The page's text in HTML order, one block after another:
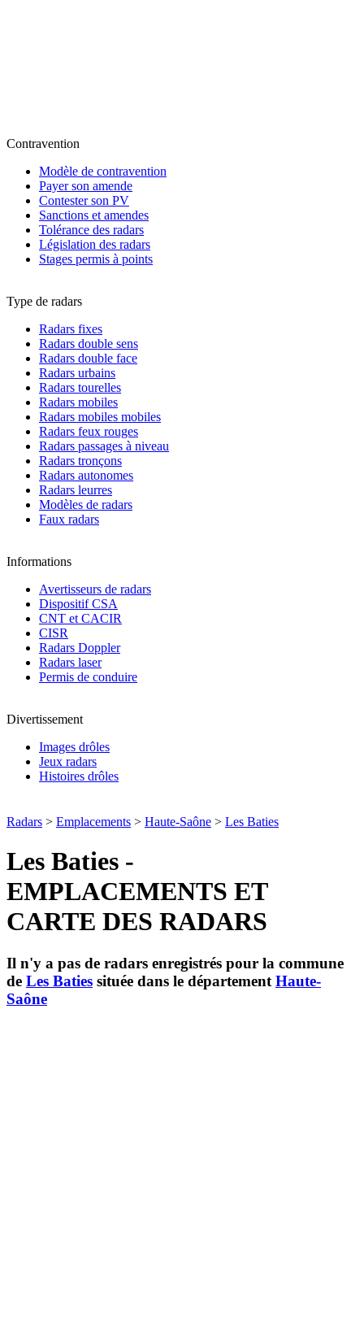
Contravention
Modèle de contravention
Payer son amende
Contester son PV
Sanctions et amendes
Tolérance des radars
Législation des radars
Stages permis à points
Type de radars
Radars fixes
Radars double sens
Radars double face
Radars urbains
Radars tourelles
Radars mobiles
Radars mobiles mobiles
Radars feux rouges
Radars passages à niveau
Radars tronçons
Radars autonomes
Radars leurres
Modèles de radars
Faux radars
Informations
Avertisseurs de radars
Dispositif CSA
CNT et CACIR
CISR
Radars Doppler
Radars laser
Permis de conduire
Divertissement
Images drôles
Jeux radars
Histoires drôles
Radars > Emplacements > Haute-Saône > Les Baties
Les Baties -
EMPLACEMENTS ET
CARTE DES RADARS
Il n'y a pas de radars enregistrés pour la commune
de Les Baties située dans le département Haute-
Saône